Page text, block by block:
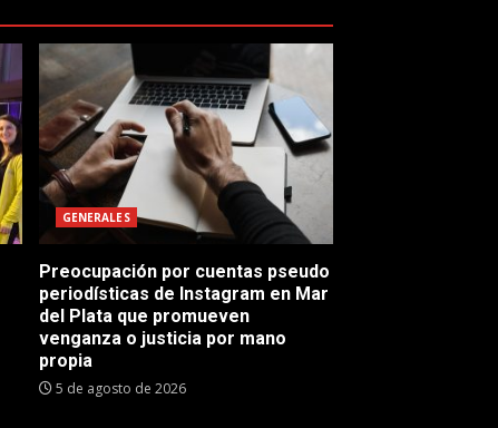
GENERALES
Preocupación por cuentas pseudo
periodísticas de Instagram en Mar
del Plata que promueven
venganza o justicia por mano
propia
5 de agosto de 2026